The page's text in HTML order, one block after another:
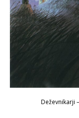
Deževnikarji